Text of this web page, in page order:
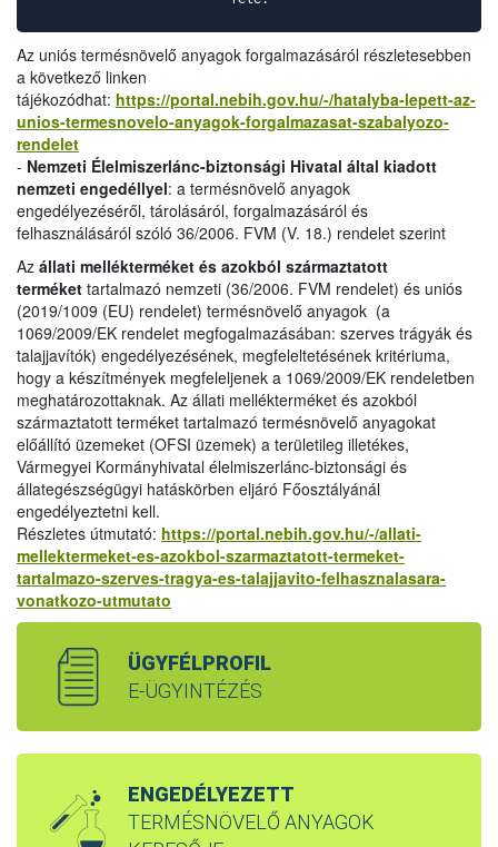
Az uniós termésnövelő anyagok forgalmazásáról részletesebben
a következő linken
tájékozódhat: https://portal.nebih.gov.hu/-/hatalyba-lepett-az-
unios-termesnovelo-anyagok-forgalmazasat-szabalyozo-
rendelet
- Nemzeti Élelmiszerlánc-biztonsági Hivatal által kiadott
nemzeti engedéllyel: a termésnövelő anyagok
engedélyezéséről, tárolásáról, forgalmazásáról és
felhasználásáról szóló 36/2006. FVM (V. 18.) rendelet szerint
Az állati mellékterméket és azokból származtatott
terméket tartalmazó nemzeti (36/2006. FVM rendelet) és uniós
(2019/1009 (EU) rendelet) termésnövelő anyagok (a
1069/2009/EK rendelet megfogalmazásában: szerves trágyák és
talajjavítók) engedélyezésének, megfeleltetésének kritériuma,
hogy a készítmények megfeleljenek a 1069/2009/EK rendeletben
meghatározottaknak. Az állati mellékterméket és azokból
származtatott terméket tartalmazó termésnövelő anyagokat
előállító üzemeket (OFSI üzemek) a területileg illetékes,
Vármegyei Kormányhivatal élelmiszerlánc-biztonsági és
állategészségügyi hatáskörben eljáró Főosztályánál
engedélyeztetni kell.
Részletes útmutató: https://portal.nebih.gov.hu/-/allati-
mellektermeket-es-azokbol-szarmaztatott-termeket-
tartalmazo-szerves-tragya-es-talajjavito-felhasznalasara-
vonatkozo-utmutato
ÜGYFÉLPROFIL
E-ÜGYINTÉZÉS
ENGEDÉLYEZETT
TERMÉSNÖVELŐ ANYAGOK